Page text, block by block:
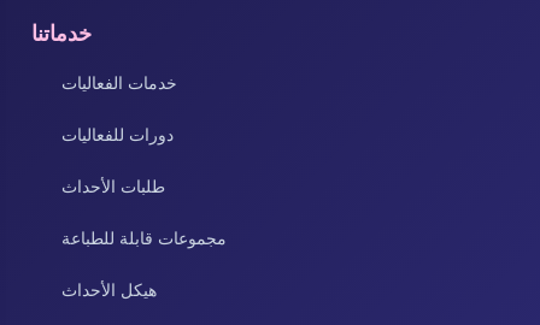
خدماتنا
خدمات الفعاليات
دورات للفعاليات
طلبات الأحداث
مجموعات قابلة للطباعة
هيكل الأحداث